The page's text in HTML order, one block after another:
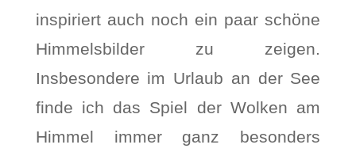
inspiriert auch noch ein paar schöne
Himmelsbilder zu zeigen.
Insbesondere im Urlaub an der See
finde ich das Spiel der Wolken am
Himmel immer ganz besonders